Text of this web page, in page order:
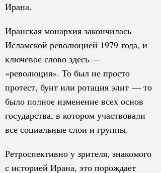
Ирана.
Иранская монархия закончилась
Исламской революцией 1979 года, и
ключевое слово здесь —
«революция». То был не просто
протест, бунт или ротация элит — то
было полное изменение всех основ
государства, в котором участвовали
все социальные слои и группы.
Ретроспективно у зрителя, знакомого
с историей Ирана, это порождает